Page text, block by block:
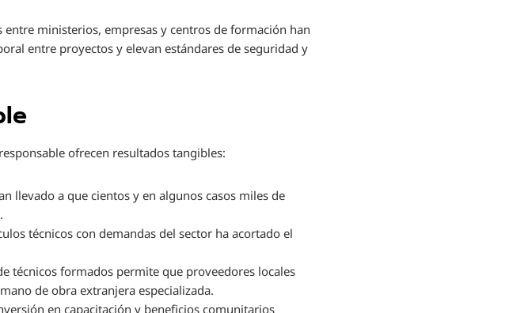
entre ministerios, empresas y centros de formación han
entre proyectos y elevan estándares de seguridad y
ofrecen resultados tangibles:
llevado a que cientos y en algunos casos miles de
técnicos con demandas del sector ha acortado el
técnicos formados permite que proveedores locales
de obra extranjera especializada.
en capacitación y beneficios comunitarios